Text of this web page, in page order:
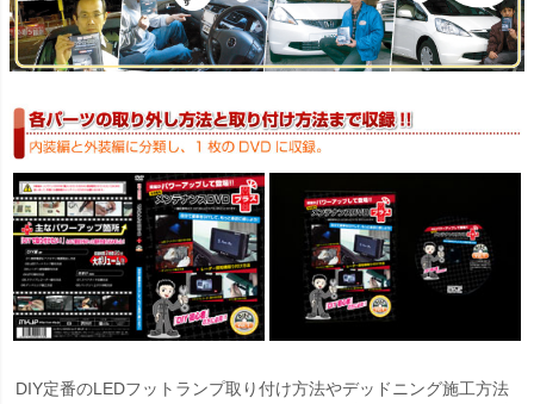
DIY定番のLEDフットランプ取り付け方法やデッドニング施工方法